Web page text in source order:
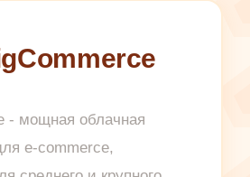
- мощная облачная
e-commerce,